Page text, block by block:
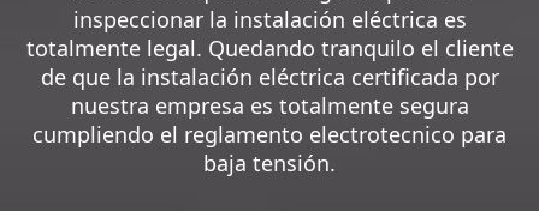
inspeccionar la instalación eléctrica es
totalmente legal. Quedando tranquilo el cliente
de que la instalación eléctrica certificada por
nuestra empresa es totalmente segura
cumpliendo el reglamento electrotecnico para
baja tensión.